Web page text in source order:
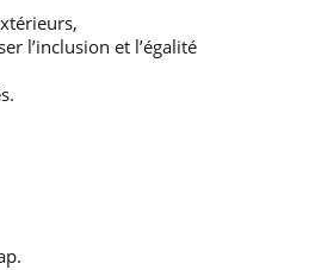
l’inclusion et l’égalité